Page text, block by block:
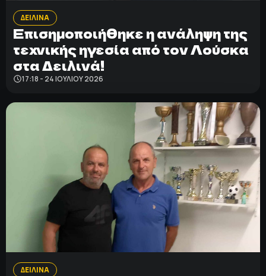
ΔΕΙΛΙΝΑ
Επισημοποιήθηκε η ανάληψη της
τεχνικής ηγεσία από τον Λούσκα
στα Δειλινά!
17:18 - 24 ΙΟΥΛΊΟΥ 2026
ΔΕΙΛΙΝΑ